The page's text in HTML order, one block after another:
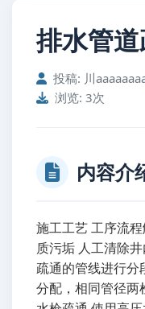
排水管
投稿: 川
浏览: 3次
内容介
施工工艺 工序流
质污垢 人工清除
疏通的管线进行
分配，相同管径两